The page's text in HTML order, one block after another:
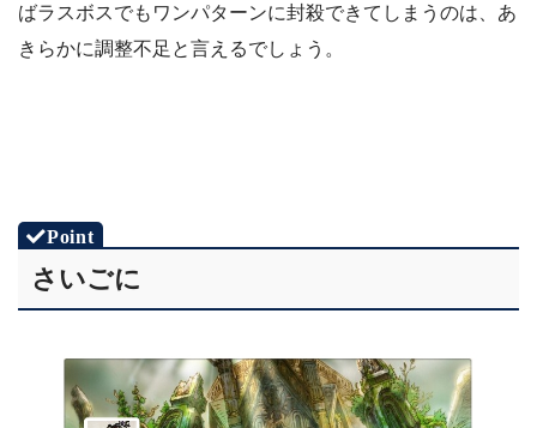
ばラスボスでもワンパターンに封殺できてしまうのは、あ
きらかに調整不足と言えるでしょう。
さいごに